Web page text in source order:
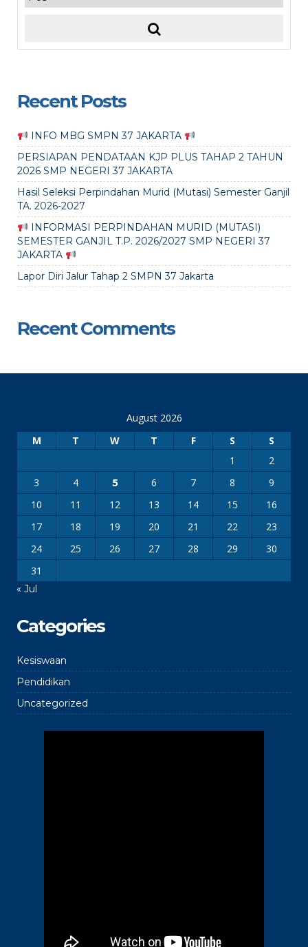
Recent Posts
INFO MBG SMPN 37 JAKARTA
PERSIAPAN PENDATAAN KJP PLUS TAHAP 2 TAHUN
2026 SMP NEGERI 37 JAKARTA
Hasil Seleksi Perpindahan Murid (Mutasi) Semester Ganjil
TA. 2026-2027
INFORMASI PERPINDAHAN MURID (MUTASI)
SEMESTER GANJIL T.P. 2026/2027 SMP NEGERI 37
JAKARTA
Lapor Diri Jalur Tahap 2 SMPN 37 Jakarta
Recent Comments
August 2026
M
T W T F S
S
1
2
3
4 5 6 7 8
9
10
11 12 13 14 15
16
17
18 19 20 21 22
23
24
25 26 27 28 29
30
31
« Jul
Categories
Kesiswaan
Pendidikan
Uncategorized